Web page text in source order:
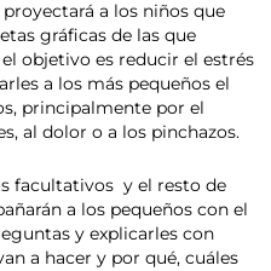
a los niños que
gráficas de las que
objetivo es reducir el estrés
a los más pequeños el
principalmente por el
al dolor o a los pinchazos.
facultativos y el resto de
a los pequeños con el
y explicarles con
a hacer y por qué, cuáles